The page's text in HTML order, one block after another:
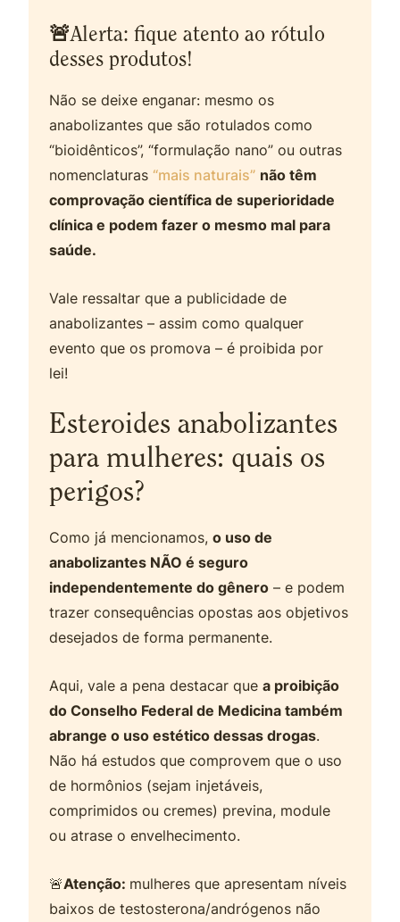
🚨Alerta: fique atento ao rótulo
desses produtos!
Não se deixe enganar: mesmo os
anabolizantes que são rotulados como
“bioidênticos”, “formulação nano” ou outras
nomenclaturas“mais naturais” não têm
comprovação científica de superioridade
clínica e podem fazer o mesmo mal para
saúde.
Vale ressaltar que a publicidade de
anabolizantes – assim como qualquer
evento que os promova – é proibida por
lei!
Esteroides anabolizantes
para mulheres: quais os
perigos?
Como já mencionamos,o uso de
anabolizantes NÃO é seguro
independentemente do gênero – e podem
trazer consequências opostas aos objetivos
desejados de forma permanente.
Aqui, vale a pena destacar quea proibição
do Conselho Federal de Medicina também
abrange o uso estético dessas drogas.
Não há estudos que comprovem que o uso
de hormônios (sejam injetáveis,
comprimidos ou cremes) previna, module
ou atrase o envelhecimento.
🚨Atenção: mulheres que apresentam níveis
baixos de testosterona/andrógenos não